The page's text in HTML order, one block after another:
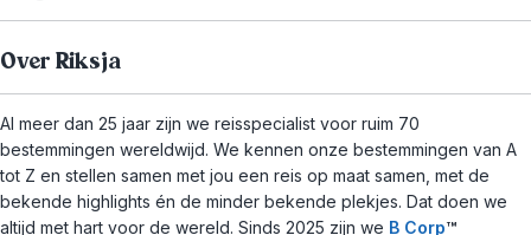
Over Riksja
Al meer dan 25 jaar zijn we reisspecialist voor ruim 70
bestemmingen wereldwijd. We kennen onze bestemmingen van A
tot Z en stellen samen met jou een reis op maat samen, met de
bekende highlights én de minder bekende plekjes. Dat doen we
altijd met hart voor de wereld. Sinds 2025 zijn we B Corp™